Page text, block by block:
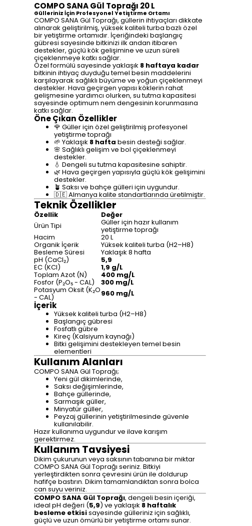
COMPO SANA Gül Toprağı 20 L
Gülleriniz İçin Profesyonel Yetiştirme Ortamı
COMPO SANA Gül Toprağı, güllerin ihtiyaçları dikkate
alınarak geliştirilmiş, yüksek kaliteli turba bazlı özel
bir yetiştirme ortamıdır. İçeriğindeki başlangıç
gübresi sayesinde bitkinizi ilk andan itibaren
destekler, güçlü kök gelişimine ve uzun süreli
çiçeklenmeye katkı sağlar.
Özel formülü sayesinde yaklaşık 8 haftaya kadar
bitkinin ihtiyaç duyduğu temel besin maddelerini
karşılayarak sağlıklı büyüme ve yoğun çiçeklenmeyi
destekler. Hava geçirgen yapısı köklerin rahat
gelişmesine yardımcı olurken, su tutma kapasitesi
sayesinde optimum nem dengesinin korunmasına
katkı sağlar.
Öne Çıkan Özellikler
🌹 Güller için özel geliştirilmiş profesyonel
yetiştirme toprağı
🌱 Yaklaşık 8 hafta besin desteği sağlar.
🌸 Sağlıklı gelişim ve bol çiçeklenmeyi
destekler.
💧 Dengeli su tutma kapasitesine sahiptir.
🌿 Hava geçirgen yapısıyla güçlü kök gelişimini
destekler.
🪴 Saksı ve bahçe gülleri için uygundur.
🇩🇪 Almanya kalite standartlarında üretilmiştir.
Teknik Özellikler
Özellik
Değer
Ürün Tipi
Güller için hazır kullanım
yetiştirme toprağı
Hacim 20 L
Organik İçerik Yüksek kaliteli turba (H2–H8)
Besleme Süresi Yaklaşık 8 hafta
pH (CaCl₂) 5,9
EC (KCl) 1,9 g/L
Toplam Azot (N) 400 mg/L
Fosfor (P₂O₅ - CAL) 300 mg/L
Potasyum Oksit (K₂O
- CAL) 960 mg/L
İçerik
Yüksek kaliteli turba (H2–H8)
Başlangıç gübresi
Fosfatlı gübre
Kireç (Kalsiyum kaynağı)
Bitki gelişimini destekleyen temel besin
elementleri
Kullanım Alanları
COMPO SANA Gül Toprağı;
Yeni gül dikimlerinde,
Saksı değişimlerinde,
Bahçe güllerinde,
Sarmaşık güller,
Minyatür güller,
Peyzaj güllerinin yetiştirilmesinde güvenle
kullanılabilir.
Hazır kullanıma uygundur ve ilave karışım
gerektirmez.
Kullanım Tavsiyesi
Dikim çukurunun veya saksının tabanına bir miktar
COMPO SANA Gül Toprağı seriniz. Bitkiyi
yerleştirdikten sonra çevresini ürün ile doldurup
hafifçe bastırın. Dikim tamamlandıktan sonra bolca
can suyu veriniz.
COMPO SANA Gül Toprağı, dengeli besin içeriği,
ideal pH değeri (5,9) ve yaklaşık 8 haftalık
besleme etkisisayesinde gülleriniz için sağlıklı,
güçlü ve uzun ömürlü bir yetiştirme ortamı sunar.